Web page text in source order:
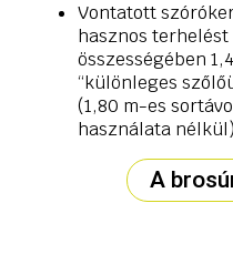
Vontatott
hasznos
összességében
“különleges
(1,80 m-es
használata nélkül)
A